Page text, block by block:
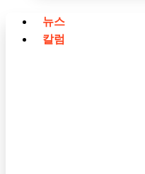
뉴스
칼럼